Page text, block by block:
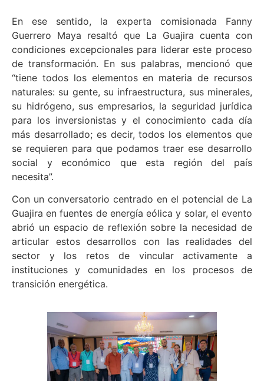
En ese sentido, la experta comisionada Fanny
Guerrero Maya resaltó que La Guajira cuenta con
condiciones excepcionales para liderar este proceso
de transformación. En sus palabras, mencionó que
“tiene todos los elementos en materia de recursos
naturales: su gente, su infraestructura, sus minerales,
su hidrógeno, sus empresarios, la seguridad jurídica
para los inversionistas y el conocimiento cada día
más desarrollado; es decir, todos los elementos que
se requieren para que podamos traer ese desarrollo
social y económico que esta región del país
necesita”.
Con un conversatorio centrado en el potencial de La
Guajira en fuentes de energía eólica y solar, el evento
abrió un espacio de reflexión sobre la necesidad de
articular estos desarrollos con las realidades del
sector y los retos de vincular activamente a
instituciones y comunidades en los procesos de
transición energética.